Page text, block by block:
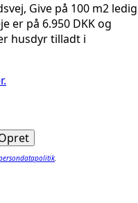
Give på 100 m2 ledig
er på 6.950 DKK og
husdyr tilladt i